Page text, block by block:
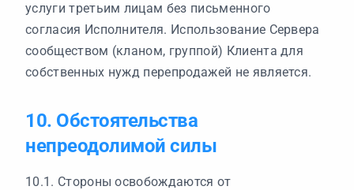
услуги третьим лицам без письменного
согласия Исполнителя. Использование Сервера
сообществом (кланом, группой) Клиента для
собственных нужд перепродажей не является.
10. Обстоятельства
непреодолимой силы
10.1. Стороны освобождаются от